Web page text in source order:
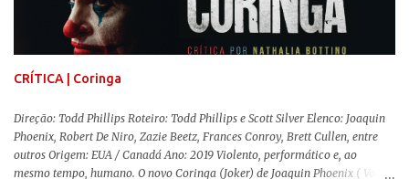
conservador e hostil a pessoas queer. Com o governo liderado pela então
primeira-ministra Margaret Tatcher usando recursos supostamente
constitucionais para mobilizar campanhas agressivas ao modo de vida
CRÍTICA | Coringa
Direção: Todd Phillips Roteiro: Todd Phillips e Scott Silver Elenco: Joaquin
Phoenix, Robert De Niro, Zazie Beetz, Frances Conroy, Brett Cullen, entre
outros Origem: EUA / Canadá Ano: 2019 Violento, performático e, ao
mesmo tempo, humano. O novo Coringa (Joker) de Joaquin Phoenix ( Você